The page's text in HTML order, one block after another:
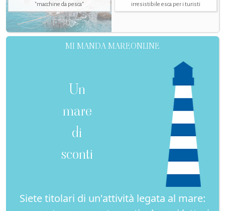
"macchine da pesca"
irresistibile esca per i turisti
MI MANDA MAREONLINE
Un
mare
di
sconti
Siete titolari di un'attività legata al mare: